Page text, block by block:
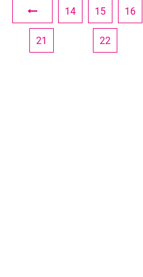
14 15 16
21 22